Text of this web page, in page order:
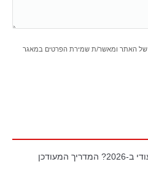
של האתר ומאשר/ת שמירת הפרטים במאגר
מה קורה לביטוח הסיעודי ב-2026? המדריך המעודכן